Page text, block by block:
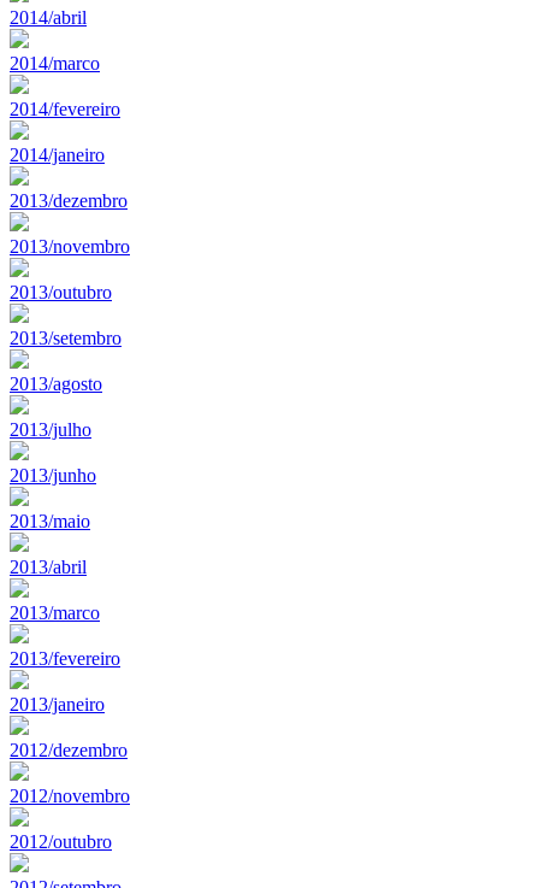
2014/abril
2014/marco
2014/fevereiro
2014/janeiro
2013/dezembro
2013/novembro
2013/outubro
2013/setembro
2013/agosto
2013/julho
2013/junho
2013/maio
2013/abril
2013/marco
2013/fevereiro
2013/janeiro
2012/dezembro
2012/novembro
2012/outubro